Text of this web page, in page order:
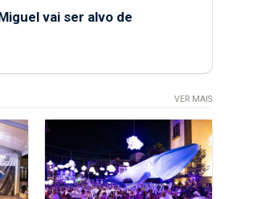
vai ser alvo de
VER MAIS